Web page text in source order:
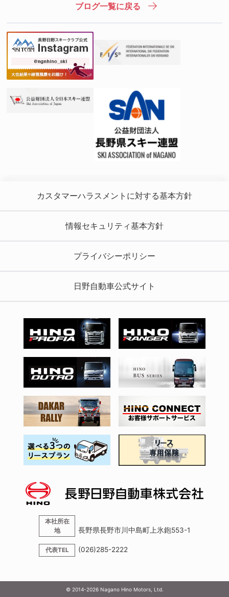
ブログ一覧に戻る
カスタマーハラスメントに対する基本方針
情報セキュリティ基本方針
プライバシーポリシー
日野自動車公式サイト
本社所在
地
長野県長野市川中島町上氷鉋553-1
代表TEL (026)285-2222
© 2014-2026Nagano Hino Motors, Ltd.